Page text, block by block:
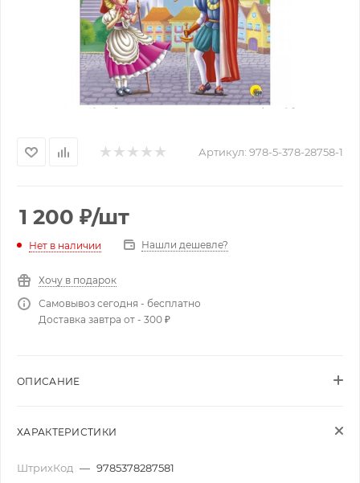
Артикул: 978-5-378-28758-1
1 200 ₽/шт
Нет в наличии Нашли дешевле?
Хочу в подарок
Самовывоз сегодня - бесплатно
Доставка завтра от - 300 ₽
ОПИСАНИЕ
ХАРАКТЕРИСТИКИ
ШтрихКод — 9785378287581